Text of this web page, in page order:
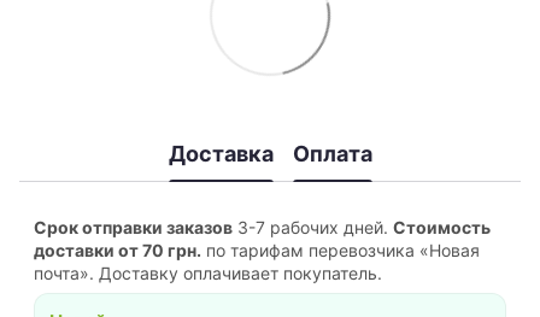
Доставка Оплата
Срок отправки заказов 3-7 рабочих дней. Стоимость
доставки от 70 грн. по тарифам перевозчика «Новая
почта». Доставку оплачивает покупатель.